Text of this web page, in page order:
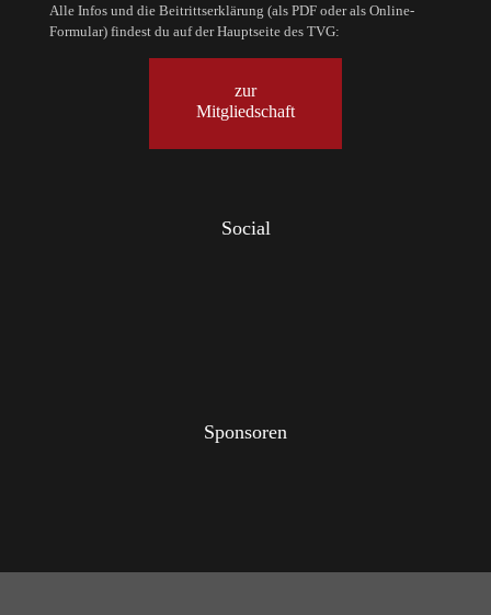
Alle Infos und die Beitrittserklärung (als PDF oder als Online-
Formular) findest du auf der Hauptseite des TVG:
zur
Mitgliedschaft
Social
Sponsoren